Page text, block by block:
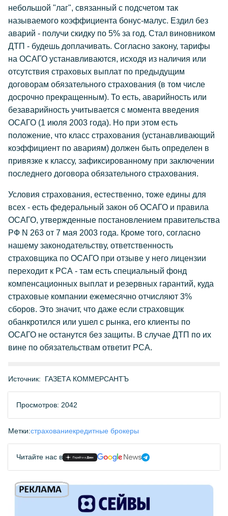
небольшой "лаг", связанный с подсчетом так
называемого коэффициента бонус-малус. Ездил без
аварий - получи скидку по 5% за год. Стал виновником
ДТП - будешь доплачивать. Согласно закону, тарифы
на ОСАГО устанавливаются, исходя из наличия или
отсутствия страховых выплат по предыдущим
договорам обязательного страхования (в том числе
досрочно прекращенным). То есть, аварийность или
безаварийность учитывается с момента введения
ОСАГО (1 июля 2003 года). Но при этом есть
положение, что класс страхования (устанавливающий
коэффициент по авариям) должен быть определен в
привязке к классу, зафиксированному при заключении
последнего договора обязательного страхования.
Условия страхования, естественно, тоже едины для
всех - есть федеральный закон об ОСАГО и правила
ОСАГО, утвержденные постановлением правительства
РФ N 263 от 7 мая 2003 года. Кроме того, согласно
нашему законодательству, ответственность
страховщика по ОСАГО при отзыве у него лицензии
переходит к РСА - там есть специальный фонд
компенсационных выплат и резервных гарантий, куда
страховые компании ежемесячно отчисляют 3%
сборов. Это значит, что даже если страховщик
обанкротился или ушел с рынка, его клиенты по
ОСАГО не останутся без защиты. В случае ДТП по их
вине по обязательствам ответит РСА.
Источник: ГАЗЕТА КОММЕРСАНТЪ
Просмотров: 2042
Метки:страхованиекредитные брокеры
Читайте нас в